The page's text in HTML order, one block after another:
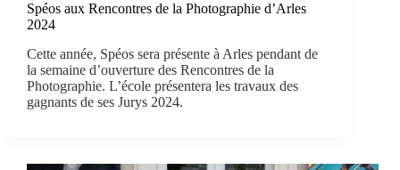
Spéos aux Rencontres de la Photographie d’Arles
2024
Cette année, Spéos sera présente à Arles pendant de
la semaine d’ouverture des Rencontres de la
Photographie. L’école présentera les travaux des
gagnants de ses Jurys 2024.